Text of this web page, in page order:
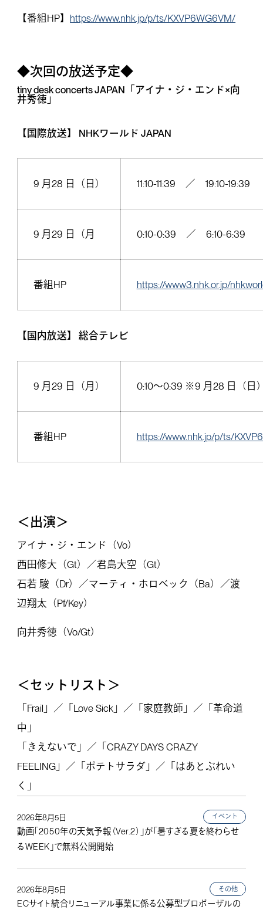
【番組HP】 https://www.nhk.jp/p/ts/KXVP6WG6VM/
◆次回の放送予定◆
tiny desk concerts JAPAN「アイナ・ジ・エンド×向
井秀徳」
【国際放送】 NHKワールド JAPAN
9 月28 日（日） 11:10-11:39 ／ 19:10-19:39
9 月29 日（月 0:10-0:39 ／ 6:10-6:39
番組HP https://www3.nhk.or.jp/
【国内放送】 総合テレビ
9 月29 日（月） 0:10～0:39 ※9 月28 日（日
番組HP https://www.nhk.jp/p/ts/
＜出演＞
アイナ・ジ・エンド（Vo）
西田修大（Gt）／君島大空（Gt）
石若 駿（Dr）／マーティ・ホロベック（Ba）／渡
辺翔太（Pf/Key）
向井秀徳（Vo/Gt）
＜セットリスト＞
「Frail」／「Love Sick」／「家庭教師」／「革命道
中」
「きえないで」／「CRAZY DAYS CRAZY
FEELING」／「ポテトサラダ」／「はあとぶれい
く」
2026年8月5日 イベント
動画「2050年の天気予報（Ver.2）」が「暑すぎる夏を終わらせ
るWEEK」で無料公開開始
2026年8月5日 その他
ECサイト統合リニューアル事業に係る公募型プロポーザルの